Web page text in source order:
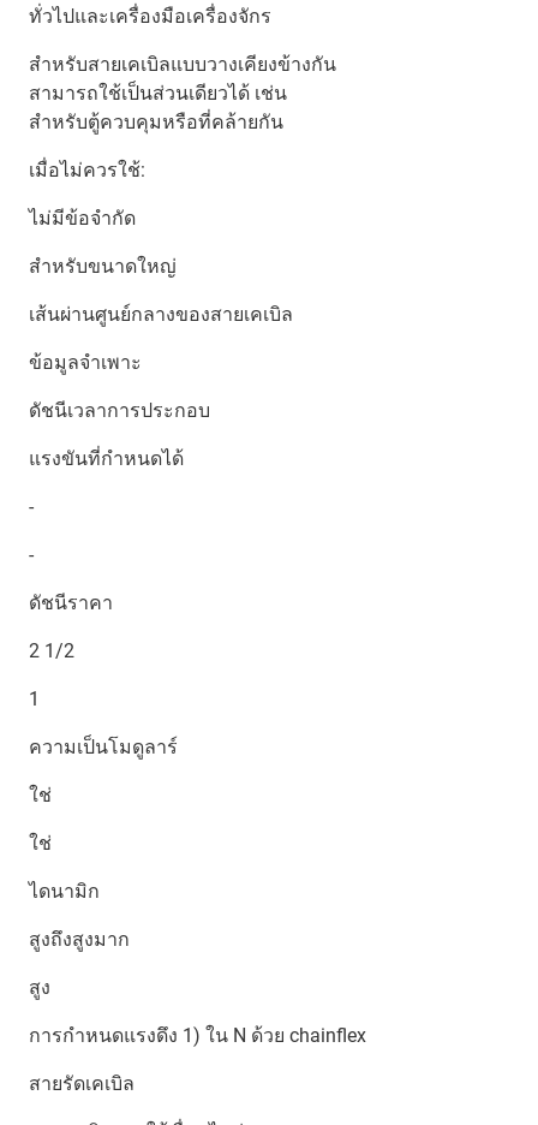
ทั่วไปและเครื่องมือเครื่องจักร
สำหรับสายเคเบิลแบบวางเคียงข้างกัน
สามารถใช้เป็นส่วนเดียวได้ เช่น
สำหรับตู้ควบคุมหรือที่คล้ายกัน
เมื่อไม่ควรใช้:
ไม่มีข้อจำกัด
สำหรับขนาดใหญ่
เส้นผ่านศูนย์กลางของสายเคเบิล
ข้อมูลจำเพาะ
ดัชนีเวลาการประกอบ
แรงขันที่กำหนดได้
-
-
ดัชนีราคา
2 1/2
1
ความเป็นโมดูลาร์
ใช่
ใช่
ไดนามิก
สูงถึงสูงมาก
สูง
การกำหนดแรงดึง 1) ใน N ด้วย chainflex
สายรัดเคเบิล